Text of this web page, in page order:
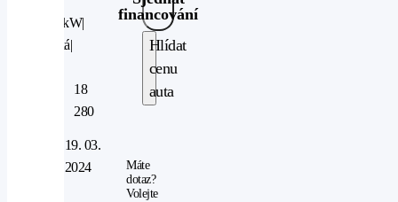
160 kW|
automatická|
18
280
19. 03.
2024
financování
Hlídat
cenu
auta
Máte
dotaz?
Volejte